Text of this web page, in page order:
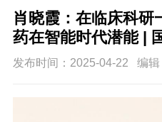
肖晓霞：在临床科研
药在智能时代潜能 |
发布时间：2025-04-22 编辑